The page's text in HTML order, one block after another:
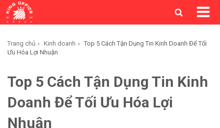
Trang chủ Kinh doanh
Top 5 Cách Tận Dụng Tin Kinh Doanh Để Tối
Ưu Hóa Lợi Nhuận
Top 5 Cách Tận Dụng Tin Kinh
Doanh Để Tối Ưu Hóa Lợi
Nhuận